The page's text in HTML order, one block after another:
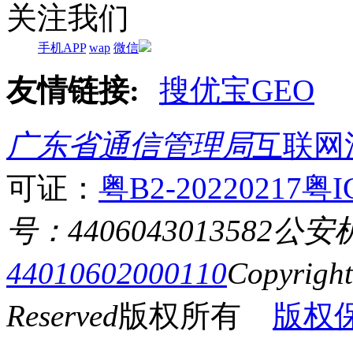
关注我们
手机APP wap 微信
友情链接:
搜优宝GEO
广东省通信管理局互联网
可证： 粤B2-20220217粤
号：4406043013582公安
44010602000110
Reserved版权所有 版权